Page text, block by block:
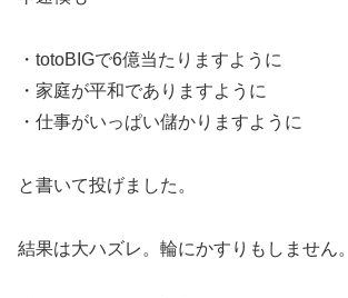
・totoBIGで6億当たりますように
・家庭が平和でありますように
・仕事がいっぱい儲かりますように
と書いて投げました。
結果は大ハズレ。輪にかすりもしません。